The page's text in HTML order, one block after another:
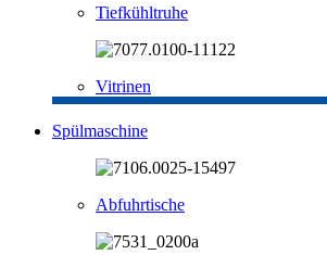
Tiefkühltruhe
Vitrinen
Spülmaschine
Abfuhrtische